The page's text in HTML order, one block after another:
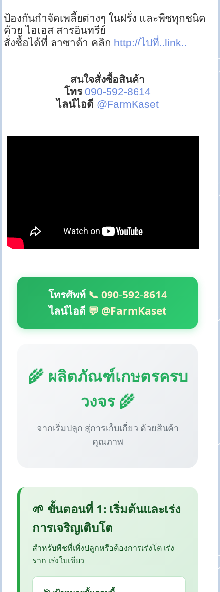
ป้องกันกำจัดเพลี้ยต่างๆ ในฝรั่ง และพืชทุกชนิด
ด้วย ไอเอส สารอินทรีย์
สั่งซื้อได้ที่ ลาซาด้า คลิก http://ไปที่..link..
สนใจสั่งซื้อสินค้า
โทร 090-592-8614
ไลน์ไอดี @FarmKaset
โทรศัพท์ 📞 090-592-8614
ไลน์ไอดี 💬 @FarmKaset
🌾 ผลิตภัณฑ์เกษตรครบ
วงจร 🌾
จากเริ่มปลูก สู่การเก็บเกี่ยว ด้วยสินค้า
คุณภาพ
🌱 ขั้นตอนที่ 1: เริ่มต้นและเร่ง
การเจริญเติบโต
สำหรับพืชที่เพิ่งปลูกหรือต้องการเร่งโต เร่ง
ราก เร่งใบเขียว